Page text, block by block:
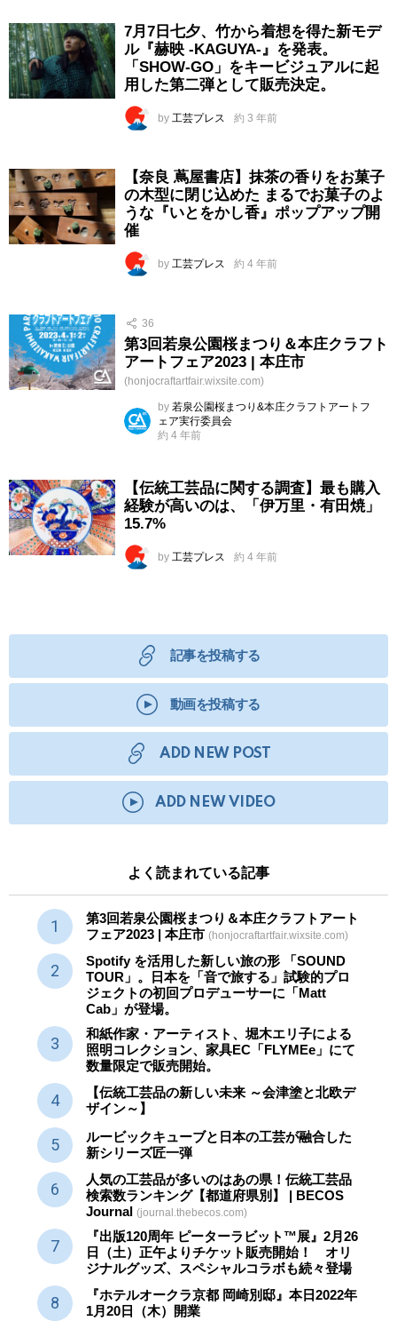
7月7日七夕、竹から着想を得た新モデ
ル『赫映 -KAGUYA-』を発表。
「SHOW-GO」をキービジュアルに起
用した第二弾として販売決定。
by 工芸プレス 約 3 年前
【奈良 蔦屋書店】抹茶の香りをお菓子
の木型に閉じ込めた まるでお菓子のよ
うな『いとをかし香』ポップアップ開
催
by 工芸プレス 約 4 年前
36
第3回若泉公園桜まつり＆本庄クラフト
アートフェア2023 | 本庄市
(honjocraftartfair.wixsite.com)
by 若泉公園桜まつり&本庄クラフトアートフ
ェア実行委員会
約 4 年前
【伝統工芸品に関する調査】最も購入
経験が高いのは、「伊万里・有田焼」
15.7%
by 工芸プレス 約 4 年前
記事を投稿する
動画を投稿する
ADD NEW POST
ADD NEW VIDEO
よく読まれている記事
第3回若泉公園桜まつり＆本庄クラフトアート
フェア2023 | 本庄市 (honjocraftartfair.wixsite.com)
Spotify を活用した新しい旅の形 「SOUND
TOUR」。日本を「音で旅する」試験的プロ
ジェクトの初回プロデューサーに「Matt
Cab」が登場。
和紙作家・アーティスト、堀木エリ子による
照明コレクション、家具EC「FLYMEe」にて
数量限定で販売開始。
【伝統工芸品の新しい未来 ～会津塗と北欧デ
ザイン～】
ルービックキューブと日本の工芸が融合した
新シリーズ匠一弾
人気の工芸品が多いのはあの県！伝統工芸品
検索数ランキング【都道府県別】 | BECOS
Journal (journal.thebecos.com)
『出版120周年 ピーターラビット™展』2月26
日（土）正午よりチケット販売開始！ オリ
ジナルグッズ、スペシャルコラボも続々登場
『ホテルオークラ京都 岡崎別邸』本日2022年
1月20日（木）開業